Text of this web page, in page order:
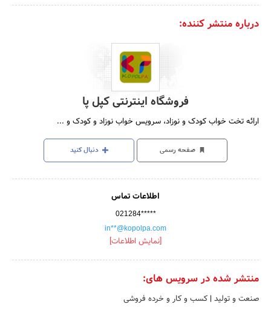
درباره منتشر کننده:
فروشگاه اینترنتی کپل پا
ارائه تخت خواب کودک و نوزاد، سرویس خواب نوزاد و کودک و ...
صفحه رسمی دنبال کنید
اطلاعات تماس
021284*****
in**@kopolpa.com
[نمایش اطلاعات]
منتشر شده در سرویس های:
صنعت و تولید | کسب و کار و خرده فروشی